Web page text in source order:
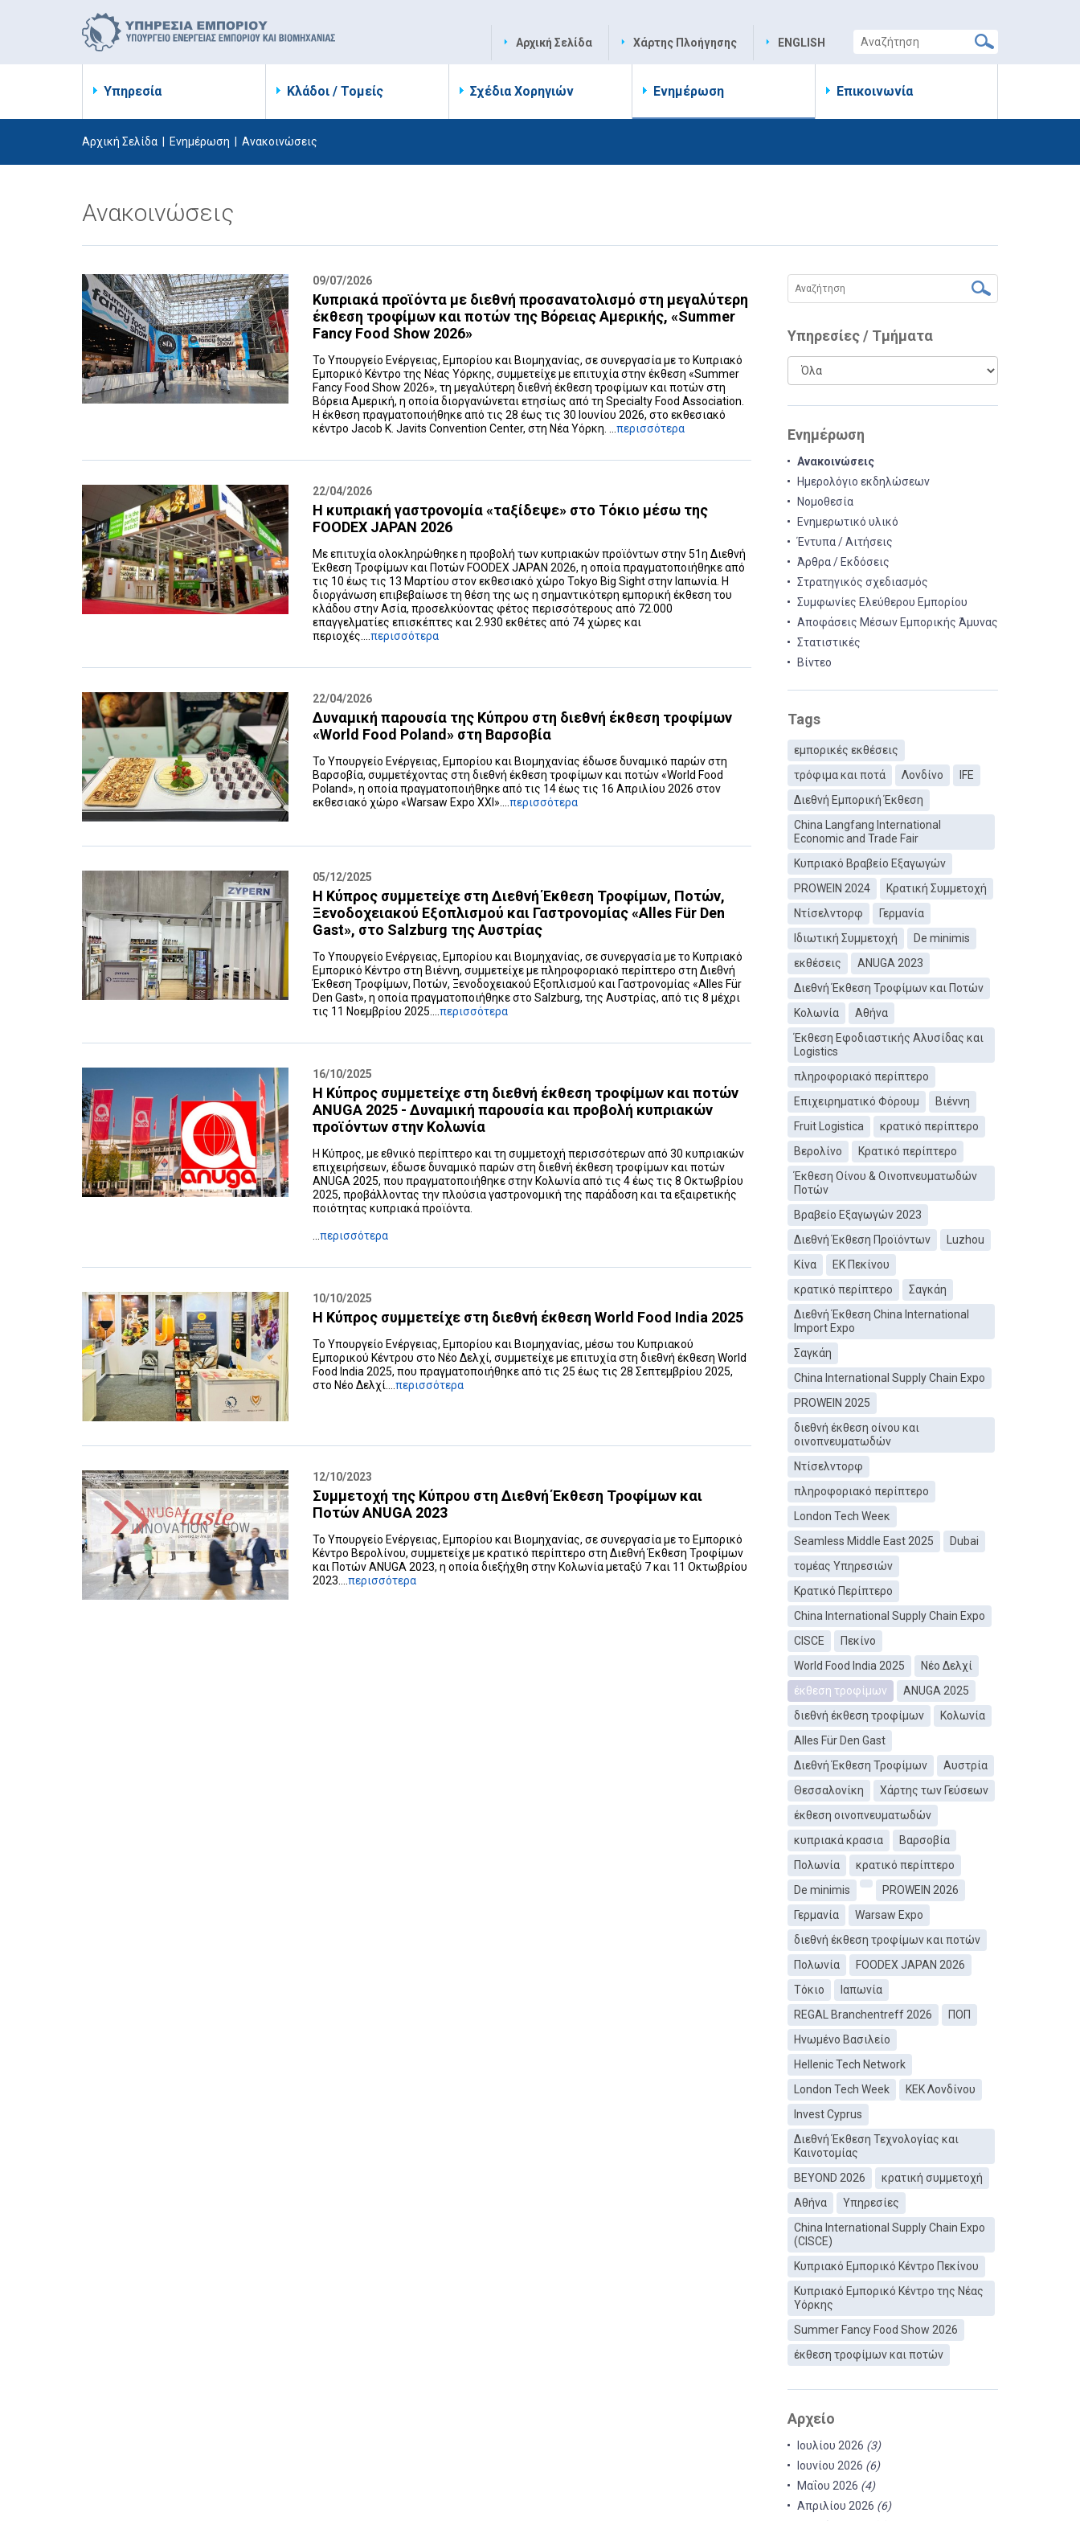
Αρχική Σελίδα Χάρτης Πλοήγησης ENGLISH
Υπηρεσία Κλάδοι / Τομείς Σχέδια Χορηγιών Ενημέρωση Επικοινωνία
Αρχική Σελίδα Ενημέρωση Ανακοινώσεις
Ανακοινώσεις
09/07/2026
Κυπριακά προϊόντα με διεθνή προσανατολισμό στη μεγαλύτερη
έκθεση τροφίμων και ποτών της Βόρειας Αμερικής, «Summer
Fancy Food Show 2026»
Το Υπουργείο Ενέργειας, Εμπορίου και Βιομηχανίας, σε συνεργασία με το Κυπριακό
Εμπορικό Κέντρο της Νέας Υόρκης, συμμετείχε με επιτυχία στην έκθεση «Summer
Fancy Food Show 2026», τη μεγαλύτερη διεθνή έκθεση τροφίμων και ποτών στη
Βόρεια Αμερική, η οποία διοργανώνεται ετησίως από τη Specialty Food Association.
Η έκθεση πραγματοποιήθηκε από τις 28 έως τις 30 Ιουνίου 2026, στο εκθεσιακό
κέντρο Jacob K. Javits Convention Center, στη Νέα Υόρκη. ...περισσότερα
22/04/2026
Η κυπριακή γαστρονομία «ταξίδεψε» στο Τόκιο μέσω της
FOODEX JAPAN 2026
Με επιτυχία ολοκληρώθηκε η προβολή των κυπριακών προϊόντων στην 51η Διεθνή
Έκθεση Τροφίμων και Ποτών FOODEX JAPAN 2026, η οποία πραγματοποιήθηκε από
τις 10 έως τις 13 Μαρτίου στον εκθεσιακό χώρο Tokyo Big Sight στην Ιαπωνία. Η
διοργάνωση επιβεβαίωσε τη θέση της ως η σημαντικότερη εμπορική έκθεση του
κλάδου στην Ασία, προσελκύοντας φέτος περισσότερους από 72.000
επαγγελματίες επισκέπτες και 2.930 εκθέτες από 74 χώρες και
περιοχές....περισσότερα
22/04/2026
Δυναμική παρουσία της Κύπρου στη διεθνή έκθεση τροφίμων
«World Food Poland» στη Βαρσοβία
Το Υπουργείο Ενέργειας, Εμπορίου και Βιομηχανίας έδωσε δυναμικό παρών στη
Βαρσοβία, συμμετέχοντας στη διεθνή έκθεση τροφίμων και ποτών «World Food
Poland», η οποία πραγματοποιήθηκε από τις 14 έως τις 16 Απριλίου 2026 στον
εκθεσιακό χώρο «Warsaw Expo XXI»....περισσότερα
05/12/2025
Η Κύπρος συμμετείχε στη Διεθνή Έκθεση Τροφίμων, Ποτών,
Ξενοδοχειακού Εξοπλισμού και Γαστρονομίας «Alles Für Den
Gast», στο Salzburg της Αυστρίας
Το Υπουργείο Ενέργειας, Εμπορίου και Βιομηχανίας, σε συνεργασία με το Κυπριακό
Εμπορικό Κέντρο στη Βιέννη, συμμετείχε με πληροφοριακό περίπτερο στη Διεθνή
Έκθεση Τροφίμων, Ποτών, Ξενοδοχειακού Εξοπλισμού και Γαστρονομίας «Alles Für
Den Gast», η οποία πραγματοποιήθηκε στο Salzburg, της Αυστρίας, από τις 8 μέχρι
τις 11 Νοεμβρίου 2025....περισσότερα
16/10/2025
Η Κύπρος συμμετείχε στη διεθνή έκθεση τροφίμων και ποτών
ANUGA 2025 - Δυναμική παρουσία και προβολή κυπριακών
προϊόντων στην Κολωνία
Η Κύπρος, με εθνικό περίπτερο και τη συμμετοχή περισσότερων από 30 κυπριακών
επιχειρήσεων, έδωσε δυναμικό παρών στη διεθνή έκθεση τροφίμων και ποτών
ANUGA 2025, που πραγματοποιήθηκε στην Κολωνία από τις 4 έως τις 8 Οκτωβρίου
2025, προβάλλοντας την πλούσια γαστρονομική της παράδοση και τα εξαιρετικής
ποιότητας κυπριακά προϊόντα.
...περισσότερα
10/10/2025
Η Κύπρος συμμετείχε στη διεθνή έκθεση World Food India 2025
Το Υπουργείο Ενέργειας, Εμπορίου και Βιομηχανίας, μέσω του Κυπριακού
Εμπορικού Κέντρου στο Νέο Δελχί, συμμετείχε με επιτυχία στη διεθνή έκθεση World
Food India 2025, που πραγματοποιήθηκε από τις 25 έως τις 28 Σεπτεμβρίου 2025,
στο Νέο Δελχί....περισσότερα
12/10/2023
Συμμετοχή της Κύπρου στη Διεθνή Έκθεση Τροφίμων και
Ποτών ANUGA 2023
Το Υπουργείο Ενέργειας, Εμπορίου και Βιομηχανίας, σε συνεργασία με το Εμπορικό
Κέντρο Βερολίνου, συμμετείχε με κρατικό περίπτερο στη Διεθνή Έκθεση Τροφίμων
και Ποτών ANUGA 2023, η οποία διεξήχθη στην Κολωνία μεταξύ 7 και 11 Οκτωβρίου
2023....περισσότερα
Υπηρεσίες / Τμήματα
Ενημέρωση
Ανακοινώσεις
Ημερολόγιο εκδηλώσεων
Νομοθεσία
Ενημερωτικό υλικό
Έντυπα / Αιτήσεις
Άρθρα / Εκδόσεις
Στρατηγικός σχεδιασμός
Συμφωνίες Ελεύθερου Εμπορίου
Αποφάσεις Μέσων Εμπορικής Άμυνας
Στατιστικές
Βίντεο
Tags
εμπορικές εκθέσεις
τρόφιμα και ποτά
Λονδίνο
IFE
Διεθνή Εμπορική Έκθεση
China Langfang International
Economic and Trade Fair
Κυπριακό Βραβείο Εξαγωγών
PROWEIN 2024
Κρατική Συμμετοχή
Ντίσελντορφ
Γερμανία
Ιδιωτική Συμμετοχή
De minimis
εκθέσεις
ANUGA 2023
Διεθνή Έκθεση Τροφίμων και Ποτών
Κολωνία
Αθήνα
Έκθεση Εφοδιαστικής Αλυσίδας και
Logistics
πληροφοριακό περίπτερο
Επιχειρηματικό Φόρουμ
Βιέννη
Fruit Logistica
κρατικό περίπτερο
Βερολίνο
Κρατικό περίπτερο
Έκθεση Οίνου & Οινοπνευματωδών
Ποτών
Βραβείο Εξαγωγών 2023
Διεθνή Έκθεση Προϊόντων
Luzhou
Κίνα
ΕΚ Πεκίνου
κρατικό περίπτερο
Σαγκάη
Διεθνή Έκθεση China International
Import Expo
Σαγκάη
China International Supply Chain Expo
PROWEIN 2025
διεθνή έκθεση οίνου και
οινοπνευματωδών
Ντίσελντορφ
πληροφοριακό περίπτερο
London Tech Weeκ
Seamless Middle East 2025
Dubai
τομέας Υπηρεσιών
Κρατικό Περίπτερο
China International Supply Chain Expo
CISCE
Πεκίνο
World Food India 2025
Νέο Δελχί
έκθεση τροφίμων
ANUGA 2025
διεθνή έκθεση τροφίμων
Κολωνία
Alles Für Den Gast
Διεθνή Έκθεση Τροφίμων
Αυστρία
Θεσσαλονίκη
Χάρτης των Γεύσεων
έκθεση οινοπνευματωδών
κυπριακά κρασια
Βαρσοβία
Πολωνία
κρατικό περίπτερο
De minimis
PROWEIN 2026
Γερμανία
Warsaw Expo
διεθνή έκθεση τροφίμων και ποτών
Πολωνία
FOODEX JAPAN 2026
Τόκιο
Ιαπωνία
REGAL Branchentreff 2026
ΠΟΠ
Ηνωμένο Βασιλείο
Hellenic Tech Network
London Tech Week
ΚEΚ Λονδίνου
Invest Cyprus
Διεθνή Έκθεση Τεχνολογίας και
Καινοτομίας
BEYOND 2026
κρατική συμμετοχή
Αθήνα
Υπηρεσίες
China International Supply Chain Expo
(CISCE)
Κυπριακό Εμπορικό Κέντρο Πεκίνου
Κυπριακό Εμπορικό Κέντρο της Νέας
Υόρκης
Summer Fancy Food Show 2026
έκθεση τροφίμων και ποτών
Αρχείο
Ιουλίου 2026 (3)
Ιουνίου 2026 (6)
Μαΐου 2026 (4)
Απριλίου 2026 (6)